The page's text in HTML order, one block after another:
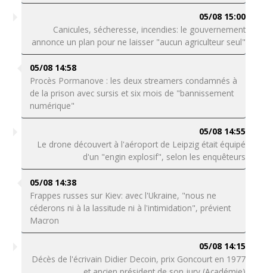
05/08 15:00
Canicules, sécheresse, incendies: le gouvernement
annonce un plan pour ne laisser "aucun agriculteur seul"
05/08 14:58
Procès Pormanove : les deux streamers condamnés à
de la prison avec sursis et six mois de "bannissement
numérique"
05/08 14:55
Le drone découvert à l'aéroport de Leipzig était équipé
d'un "engin explosif", selon les enquêteurs
05/08 14:38
Frappes russes sur Kiev: avec l'Ukraine, "nous ne
céderons ni à la lassitude ni à l'intimidation", prévient
Macron
05/08 14:15
Décès de l'écrivain Didier Decoin, prix Goncourt en 1977